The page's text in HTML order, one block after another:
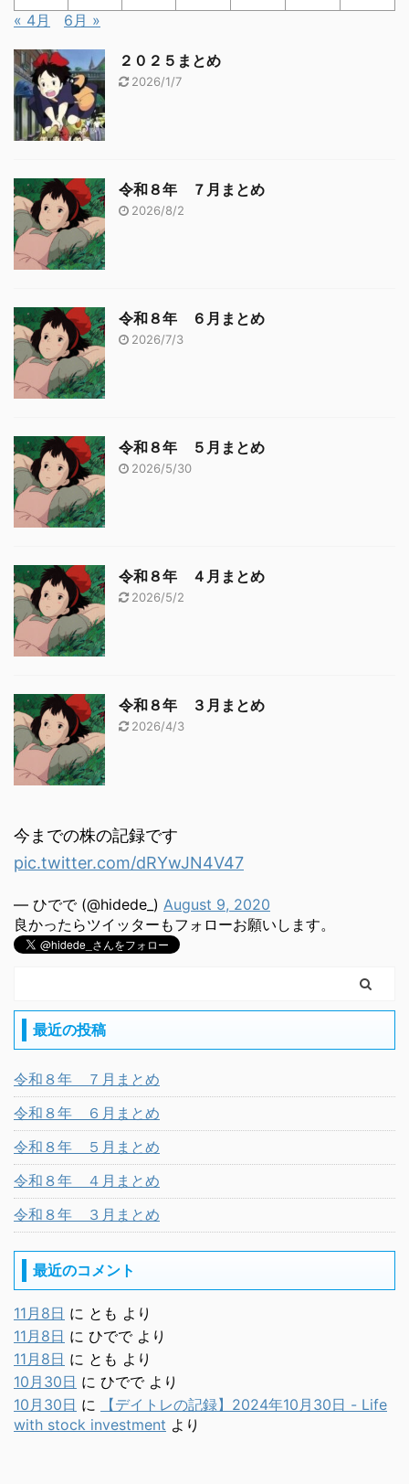
« 4月
6月 »
２０２５まとめ
2026/1/7
令和８年 ７月まとめ
2026/8/2
令和８年 ６月まとめ
2026/7/3
令和８年 ５月まとめ
2026/5/30
令和８年 ４月まとめ
2026/5/2
令和８年 ３月まとめ
2026/4/3
今までの株の記録です
pic.twitter.com/dRYwJN4V47
— ひでで (@hidede_) August 9, 2020
良かったらツイッターもフォローお願いします。
最近の投稿
令和８年 ７月まとめ
令和８年 ６月まとめ
令和８年 ５月まとめ
令和８年 ４月まとめ
令和８年 ３月まとめ
最近のコメント
11月8日 に とも より
11月8日 に ひででより
11月8日 に とも より
10月30日 に ひででより
10月30日 に
【デイトレの記録】2024年10月30日 - Life
with stock investment より